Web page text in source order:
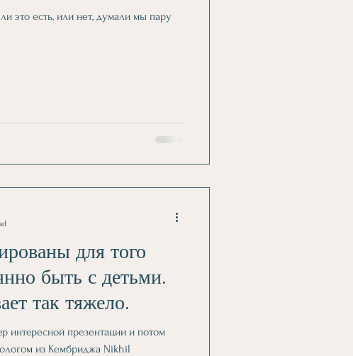
это есть, или нет, думали мы пару
для того
быть с детьми.
так тяжело.
интересной презентации и потом
из Кембриджа Nikhil